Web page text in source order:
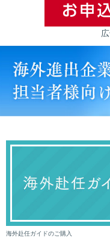
海外赴任ガイドのご購入